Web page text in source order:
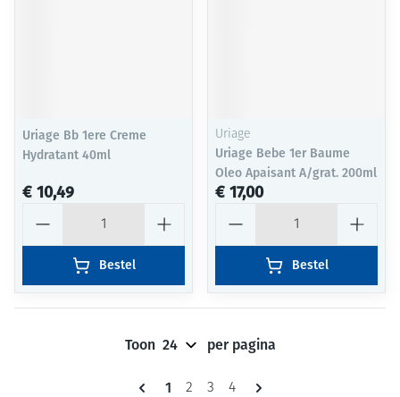
Uriage Bb 1ere Creme
Hydratant 40ml
€ 10,49
Bestel
Uriage
Uriage Bebe 1er Baume
Oleo Apaisant A/grat. 200ml
€ 17,00
Bestel
Pagina's
U lees momenteel pagina
1 Pagina
2 Pagina
3 Pagina
4
Toon per pagina